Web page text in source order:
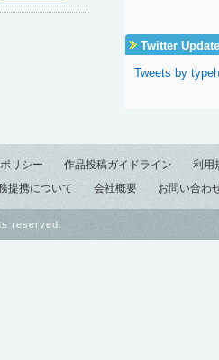
Twitter
Tweets by
リシー 作品投稿ガイドライン
利用
提携について 会社概要 お問い合わ
reserved.